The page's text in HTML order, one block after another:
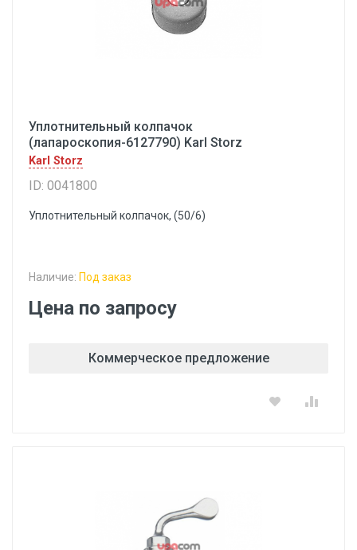
Уплотнительный колпачок
(лапароскопия-6127790) Karl Storz
Karl Storz
ID: 0041800
Уплотнительный колпачок, (50/6)
Наличие: Под заказ
Цена по запросу
Коммерческое предложение